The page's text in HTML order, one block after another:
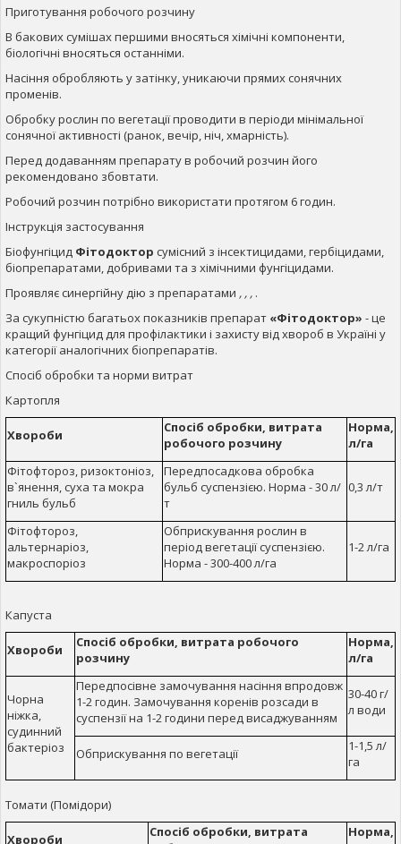
Приготування робочого розчину
В бакових сумішах першими вносяться хімічні компоненти,
біологічні вносяться останніми.
Насіння обробляють у затінку, уникаючи прямих сонячних
променів.
Обробку рослин по вегетації проводити в періоди мінімальної
сонячної активності (ранок, вечір, ніч, хмарність).
Перед додаванням препарату в робочий розчин його
рекомендовано збовтати.
Робочий розчин потрібно використати протягом 6 годин.
Інструкція застосування
Біофунгіцид Фітодоктор сумісний з інсектицидами, гербіцидами,
біопрепаратами, добривами та з хімічними фунгіцидами.
Проявляє синергійну дію з препаратами , , , .
За сукупністю багатьох показників препарат «Фітодоктор» - це
кращий фунгіцид для профілактики і захисту від хвороб в Україні у
категорії аналогічних біопрепаратів.
Спосіб обробки та норми витрат
Картопля
Хвороби
Спосіб обробки, витрата
робочого розчину
Норма,
л/га
Фітофтороз, ризоктоніоз,
в`янення, суха та мокра
гниль бульб
Передпосадкова обробка
бульб суспензією. Норма - 30 л/
т
0,3 л/т
Фітофтороз,
альтернаріоз,
макроспоріоз
Обприскування рослин в
період вегетації суспензією.
Норма - 300-400 л/га
1-2 л/га
Капуста
Хвороби
Спосіб обробки, витрата робочого
розчину
Норма,
л/га
Чорна
ніжка,
судинний
бактеріоз
Передпосівне замочування насіння впродовж
1-2 годин. Замочування коренів розсади в
суспензії на 1-2 години перед висаджуванням
30-40 г/
л води
Обприскування по вегетації
1-1,5 л/
га
Томати (Помідори)
Хвороби
Спосіб обробки, витрата
Норма,